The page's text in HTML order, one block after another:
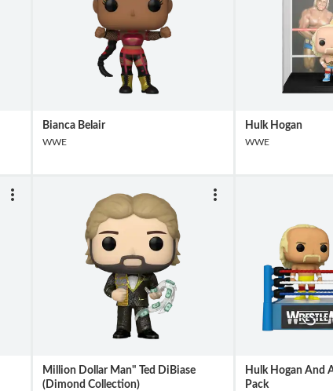
Bianca Belair
WWE
Hulk Hogan
WWE
Million Dollar Man" Ted DiBiase
(Dimond Collection)
Hulk Hogan And
Pack